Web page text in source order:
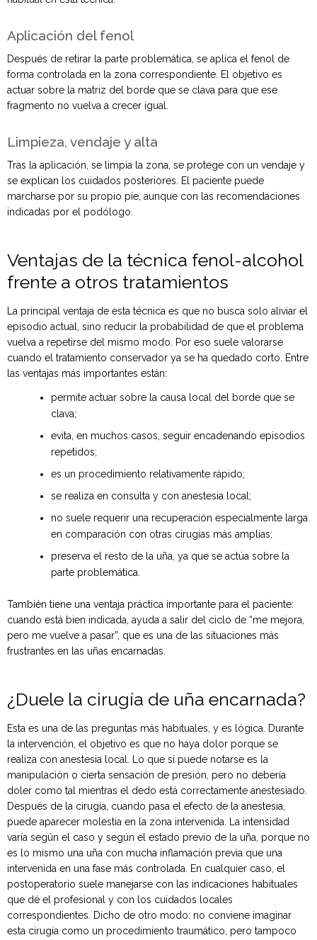
Aplicación del fenol
Después de retirar la parte problemática, se aplica el fenol de
forma controlada en la zona correspondiente. El objetivo es
actuar sobre la matriz del borde que se clava para que ese
fragmento no vuelva a crecer igual.
Limpieza, vendaje y alta
Tras la aplicación, se limpia la zona, se protege con un vendaje y
se explican los cuidados posteriores. El paciente puede
marcharse por su propio pie, aunque con las recomendaciones
indicadas por el podólogo.
Ventajas de la técnica fenol-alcohol
frente a otros tratamientos
La principal ventaja de esta técnica es que no busca solo aliviar el
episodio actual, sino reducir la probabilidad de que el problema
vuelva a repetirse del mismo modo. Por eso suele valorarse
cuando el tratamiento conservador ya se ha quedado corto. Entre
las ventajas más importantes están:
permite actuar sobre la causa local del borde que se
clava;
evita, en muchos casos, seguir encadenando episodios
repetidos;
es un procedimiento relativamente rápido;
se realiza en consulta y con anestesia local;
no suele requerir una recuperación especialmente larga
en comparación con otras cirugías más amplias;
preserva el resto de la uña, ya que se actúa sobre la
parte problemática.
También tiene una ventaja práctica importante para el paciente:
cuando está bien indicada, ayuda a salir del ciclo de “me mejora,
pero me vuelve a pasar”, que es una de las situaciones más
frustrantes en las uñas encarnadas.
¿Duele la cirugía de uña encarnada?
Esta es una de las preguntas más habituales, y es lógica. Durante
la intervención, el objetivo es que no haya dolor porque se
realiza con anestesia local. Lo que sí puede notarse es la
manipulación o cierta sensación de presión, pero no debería
doler como tal mientras el dedo está correctamente anestesiado.
Después de la cirugía, cuando pasa el efecto de la anestesia,
puede aparecer molestia en la zona intervenida. La intensidad
varía según el caso y según el estado previo de la uña, porque no
es lo mismo una uña con mucha inflamación previa que una
intervenida en una fase más controlada. En cualquier caso, el
postoperatorio suele manejarse con las indicaciones habituales
que dé el profesional y con los cuidados locales
correspondientes. Dicho de otro modo: no conviene imaginar
esta cirugía como un procedimiento traumático, pero tampoco